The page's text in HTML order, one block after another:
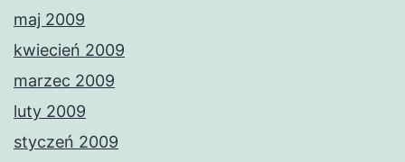
maj 2009
kwiecień 2009
marzec 2009
luty 2009
styczeń 2009